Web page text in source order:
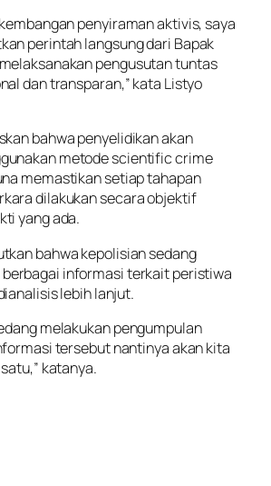
penyiraman aktivis, saya
perintah langsung dari Bapak
pengusutan tuntas
dan transparan,” kata Listyo
bahwa penyelidikan akan
metode scientific crime
memastikan setiap tahapan
dilakukan secara objektif
yang ada.
bahwa kepolisian sedang
informasi terkait peristiwa
lebih lanjut.
melakukan pengumpulan
tersebut nantinya akan kita
katanya.